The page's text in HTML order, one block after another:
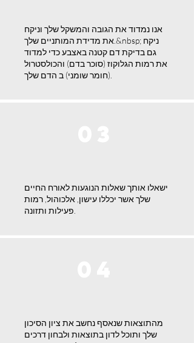
אנו נמדוד את הגובה והמשקל שלך וניקח
את מדידת המותניים שלך.&nbsp; ניקח
גם בדיקת דם קטנה באצבע כדי למדוד
את רמות הגלוקוז (סוכר בדם) והכולסטרול
ישאלו אותך שאלות הנוגעות לאורח החיים
שלך אשר יכללו עישון, אלכוהול, רמות
מהתוצאות שנאסף נחשב את ציון הסיכון
שלך ותוכל לדון בתוצאות ולבחון דרכים